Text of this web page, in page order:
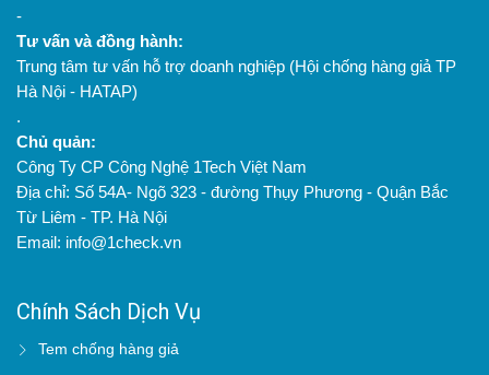
-
Tư vấn và đồng hành:
Trung tâm tư vấn hỗ trợ doanh nghiệp (Hội chống hàng giả TP
Hà Nội - HATAP)
.
Chủ quản:
Công Ty CP Công Nghệ 1Tech Việt Nam
Địa chỉ: Số 54A- Ngõ 323 - đường Thụy Phương - Quận Bắc
Từ Liêm - TP. Hà Nội
Email: info@1check.vn
Chính Sách Dịch Vụ
Tem chống hàng giả